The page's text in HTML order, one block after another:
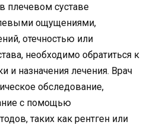
плечевом суставе
ощущениями,
отечностью или
необходимо обратиться к
и назначения лечения. Врач
обследование,
с помощью
таких как рентген или